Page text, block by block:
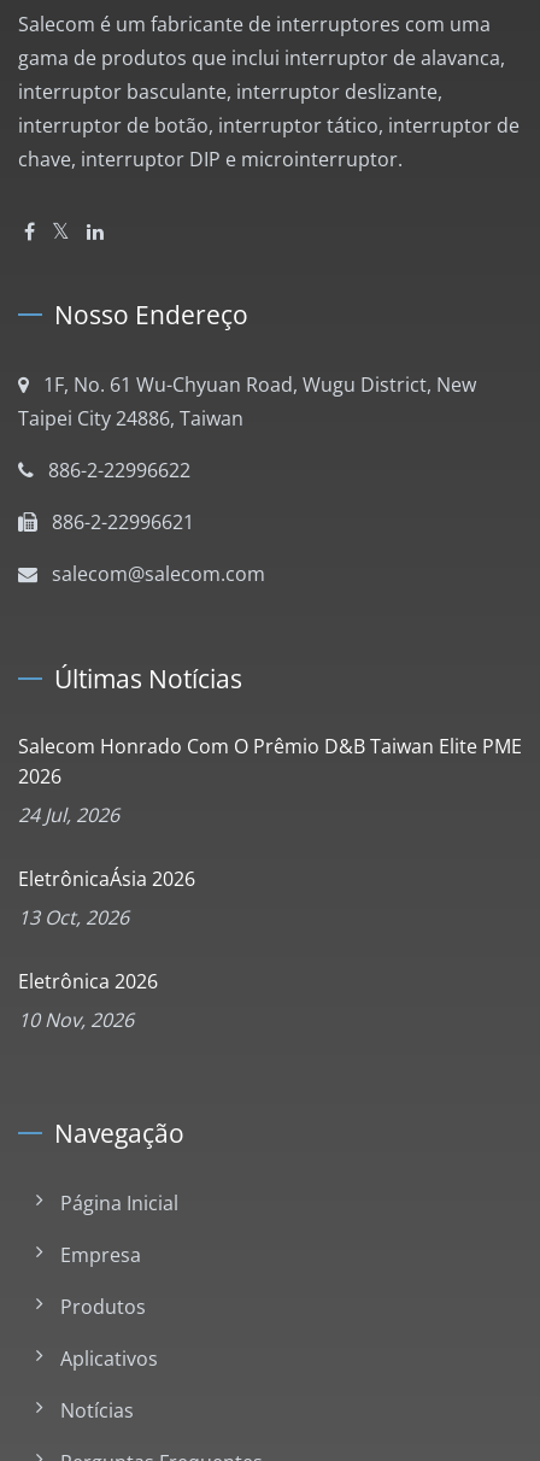
Salecom é um fabricante de interruptores com uma
gama de produtos que inclui interruptor de alavanca,
interruptor basculante, interruptor deslizante,
interruptor de botão, interruptor tático, interruptor de
chave, interruptor DIP e microinterruptor.
Nosso Endereço
1F, No. 61 Wu-Chyuan Road, Wugu District, New
Taipei City 24886, Taiwan
886-2-22996622
886-2-22996621
salecom@salecom.com
Últimas Notícias
Salecom Honrado Com O Prêmio D&B Taiwan Elite PME
2026
24 Jul, 2026
EletrônicaÁsia 2026
13 Oct, 2026
Eletrônica 2026
10 Nov, 2026
Navegação
Página Inicial
Empresa
Produtos
Aplicativos
Notícias